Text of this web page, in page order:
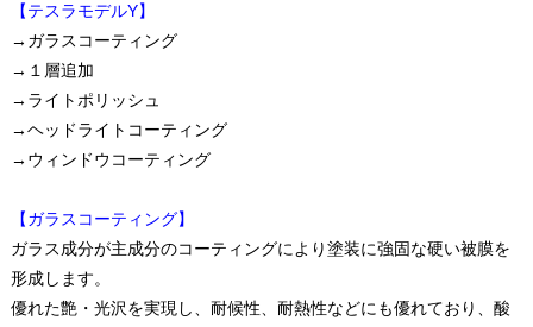
【テスラモデルY】
→ガラスコーティング
→１層追加
→ライトポリッシュ
→ヘッドライトコーティング
→ウィンドウコーティング
【ガラスコーティング】
ガラス成分が主成分のコーティングにより塗装に強固な硬い被膜を
形成します。
優れた艶・光沢を実現し、耐候性、耐熱性などにも優れており、酸